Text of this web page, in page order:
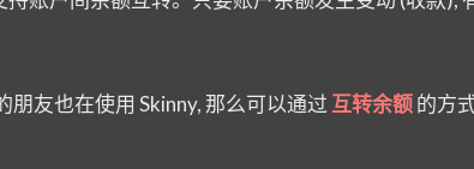
朋友也在使用 Skinny, 那么可以通过互转余额的方